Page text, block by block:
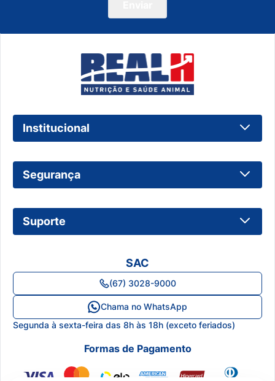
Institucional
Trabalhe Conosco
Frete de Entrega
Segurança
Política de Cookies
Termos e Condições
Canal de Ética
Suporte
Minha Conta
Meus Pedidos
Central de Atendimento
SAC
(67) 3028-9000
Chama no WhatsApp
Segunda à sexta-feira das 8h às 18h (exceto feriados)
Formas de Pagamento